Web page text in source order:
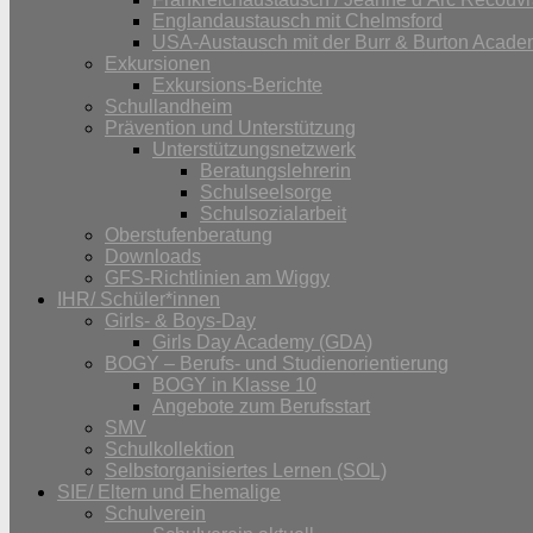
Englandaustausch mit Chelmsford
USA-Austausch mit der Burr & Burton
Exkursionen
Exkursions-Berichte
Schullandheim
Prävention und Unterstützung
Unterstützungsnetzwerk
Beratungslehrerin
Schulseelsorge
Schulsozialarbeit
Oberstufenberatung
Downloads
GFS-Richtlinien am Wiggy
IHR/ Schüler*innen
Girls- & Boys-Day
Girls Day Academy (GDA)
BOGY – Berufs- und Studienorientierung
BOGY in Klasse 10
Angebote zum Berufsstart
SMV
Schulkollektion
Selbstorganisiertes Lernen (SOL)
SIE/ Eltern und Ehemalige
Schulverein